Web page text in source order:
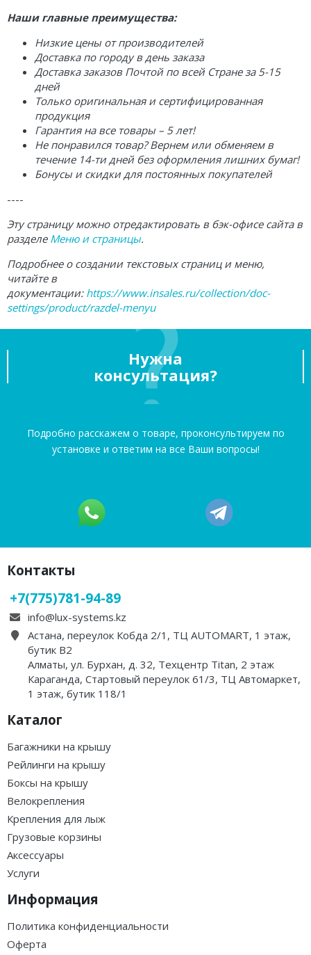
Наши главные преимущества:
Низкие цены от производителей
Доставка по городу в день заказа
Доставка заказов Почтой по всей Стране за 5-15
дней
Только оригинальная и сертифицированная
продукция
Гарантия на все товары – 5 лет!
Не понравился товар? Вернем или обменяем в
течение 14-ти дней без оформления лишних бумаг!
Бонусы и скидки для постоянных покупателей
----
Эту страницу можно отредактировать в бэк-офисе сайта в
разделе Меню и страницы.
Подробнее о создании текстовых страниц и меню,
читайте в
документации: https://www.insales.ru/collection/doc-
settings/product/razdel-menyu
Нужна
консультация?
Подробно расскажем о товаре, проконсультируем по
установке и ответим на все Ваши вопросы!
Контакты
+7(775)781-94-89
info@lux-systems.kz
Астана, переулок Кобда 2/1, ТЦ AUTOMART, 1 этаж,
бутик B2
Алматы, ул. Бурхан, д. 32, Техцентр Titan, 2 этаж
Караганда, Стартовый переулок 61/3, ТЦ Автомаркет,
1 этаж, бутик 118/1
Каталог
Багажники на крышу
Рейлинги на крышу
Боксы на крышу
Велокрепления
Крепления для лыж
Грузовые корзины
Аксессуары
Услуги
Информация
Политика конфиденциальности
Оферта